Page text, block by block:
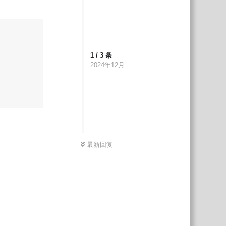
1 / 3 条
2024年12月
最新回复